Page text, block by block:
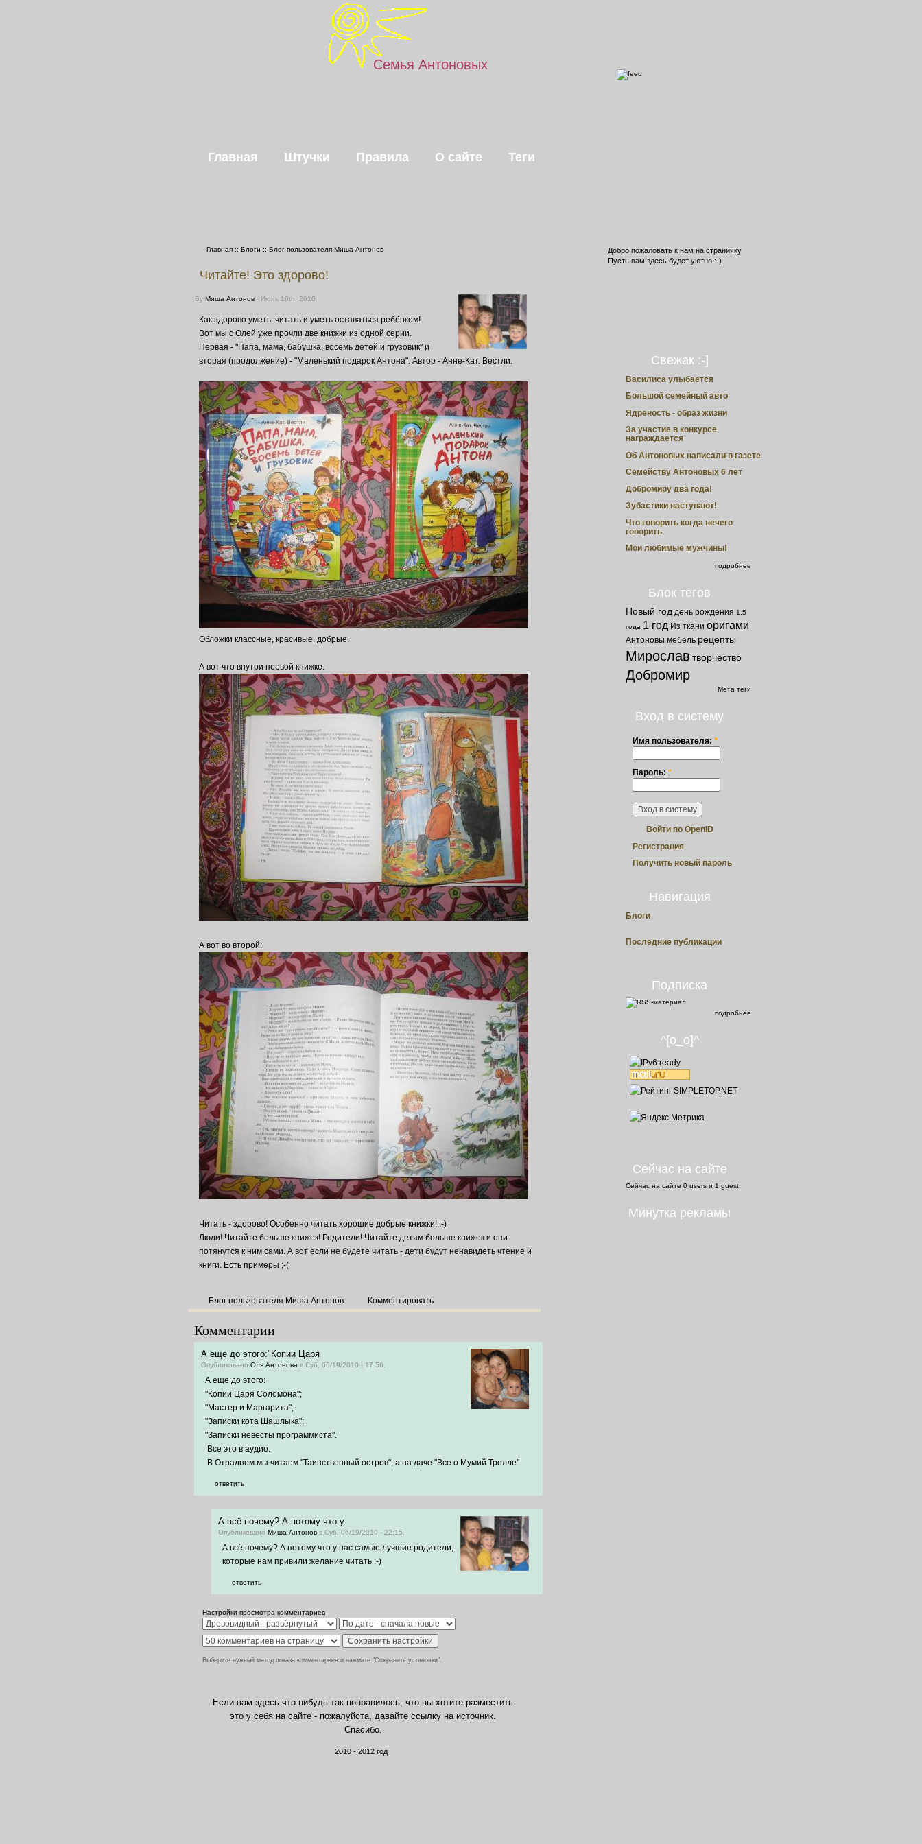
Семья Антоновых
Главная Штучки Правила О сайте Теги
Главная :: Блоги :: Блог пользователя Миша Антонов
Читайте! Это здорово!
By Миша Антонов - Июнь 19th, 2010
Как здорово уметь читать и уметь оставаться ребёнком!
Вот мы с Олей уже прочли две книжки из одной серии.
Первая - "Папа, мама, бабушка, восемь детей и грузовик" и
вторая (продолжение) - "Маленький подарок Антона". Автор - Анне-Кат. Вестли.
Обложки классные, красивые, добрые.
А вот что внутри первой книжке:
А вот во второй:
Читать - здорово! Особенно читать хорошие добрые книжки! :-)
Люди! Читайте больше книжек! Родители! Читайте детям больше книжек и они
потянутся к ним сами. А вот если не будете читать - дети будут ненавидеть чтение и
книги. Есть примеры ;-(
Блог пользователя Миша Антонов Комментировать
Комментарии
А еще до этого:"Копии Царя
Опубликовано Оля Антонова в Суб, 06/19/2010 - 17:56.
А еще до этого:
"Копии Царя Соломона";
"Мастер и Маргарита";
"Записки кота Шашлыка";
"Записки невесты программиста".
Все это в аудио.
В Отрадном мы читаем "Таинственный остров", а на даче "Все о Мумий Тролле"
ответить
А всё почему? А потому что у
Опубликовано Миша Антонов в Суб, 06/19/2010 - 22:15.
А всё почему? А потому что у нас самые лучшие родители,
которые нам привили желание читать :-)
ответить
Настройки просмотра комментариев
Выберите нужный метод показа комментариев и нажмите "Сохранить установки".
Добро пожаловать к нам на страничку
Пусть вам здесь будет уютно :-)
Свежак :-]
Василиса улыбается
Большой семейный авто
Ядреность - образ жизни
За участие в конкурсе
награждается
Об Антоновых написали в газете
Семейству Антоновых 6 лет
Добромиру два года!
Зубастики наступают!
Что говорить когда нечего
говорить
Мои любимые мужчины!
подробнее
Блок тегов
Новый год день рождения 1.5
года 1 год Из ткани оригами
Антоновы мебель рецепты
Мирослав творчество
Добромир
Мета теги
Вход в систему
Имя пользователя: *
Пароль: *
Войти по OpenID
Регистрация
Получить новый пароль
Навигация
Блоги
Последние публикации
Подписка
подробнее
^[o_o]^
Сейчас на сайте
Сейчас на сайте 0 users и 1 guest
Минутка рекламы
Если вам здесь что-нибудь так понравилось, что вы хотите разместить
это у себя на сайте - пожалуйста, давайте ссылку на источник.
Спасибо.
2010 - 2012 год